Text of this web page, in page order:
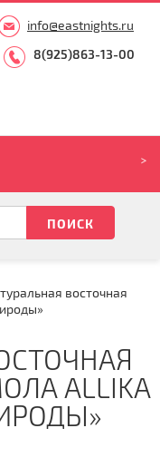
info@eastnights.ru
8(925)863-13-00
восточная
ALLIKA